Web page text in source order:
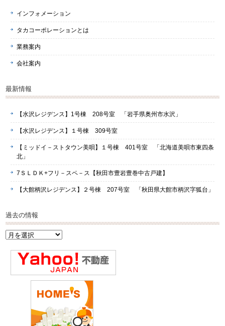
インフォメーション
タカコーポレーションとは
業務案内
会社案内
最新情報
【水沢レジデンス】1号棟 208号室 「岩手県奥州市水沢」
【水沢レジデンス】１号棟 309号室
【ミッドイ－ストタウン美唄】１号棟 401号室 「北海道美唄市東四条
北」
7ＳＬＤＫ+フリ－スペ－ス【秋田市豊岩豊巻中古戸建】
【大館柄沢レジデンス】２号棟 207号室 「秋田県大館市柄沢字狐台」
過去の情報
過
の